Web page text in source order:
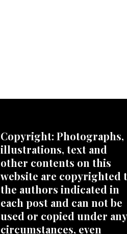
Copyright: Photographs,
illustrations, text and
other contents on this
website are copyrighted
the authors indicated in
each post and can not be
used or copied under any
circumstances, even